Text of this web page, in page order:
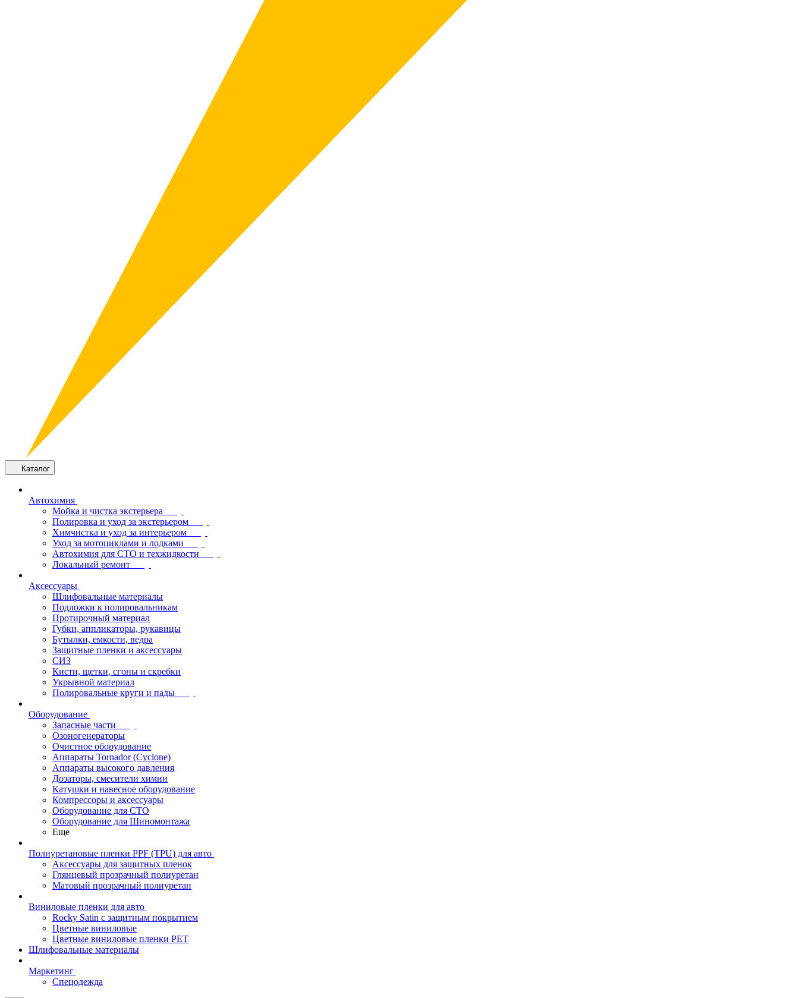
Каталог
Автохимия
Мойка и чистка экстерьера
Полировка и уход за экстерьером
Химчистка и уход за интерьером
Уход за мотоциклами и лодками
Автохимия для СТО и техжидкости
Локальный ремонт
Аксессуары
Шлифовальные материалы
Подложки к полировальникам
Протирочный материал
Губки, аппликаторы, рукавицы
Бутылки, емкости, ведра
Защитные пленки и аксессуары
СИЗ
Кисти, щетки, сгоны и скребки
Укрывной материал
Полировальные круги и пады
Оборудование
Запасные части
Озоногенераторы
Очистное оборудование
Аппараты Tornador (Cyclone)
Аппараты высокого давления
Дозаторы, смесители химии
Катушки и навесное оборудование
Компрессоры и аксессуары
Оборудование для СТО
Оборудование для Шиномонтажа
Еще
Полиуретановые пленки PPF (TPU) для авто
Аксессуары для защитных пленок
Глянцевый прозрачный полиуретан
Матовый прозрачный полиуретан
Виниловые пленки для авто
Rocky Satin с защитным покрытием
Цветные виниловые
Цветные виниловые пленки PET
Шлифовальные материалы
Маркетинг
Спецодежда